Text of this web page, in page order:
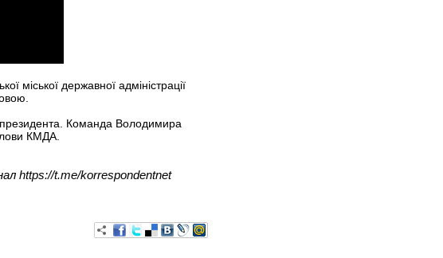
міської державної адміністрації
президента. Команда Володимира
КМДА.
https://t.me/korrespondentnet